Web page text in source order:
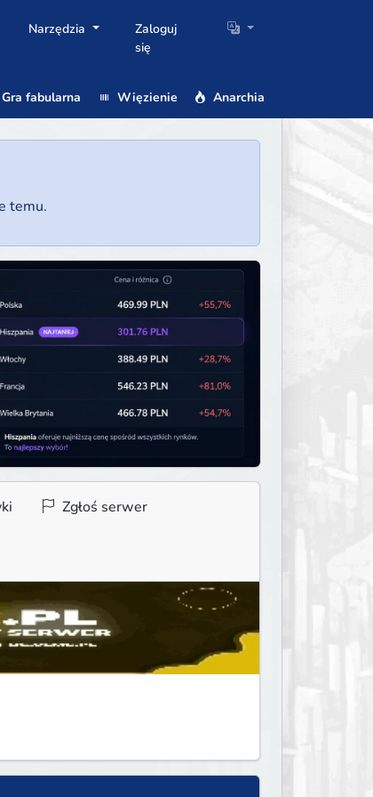
Narzędzia
Zaloguj
się
Gra fabularna Więzienie Anarchia
temu.
Zgłoś serwer